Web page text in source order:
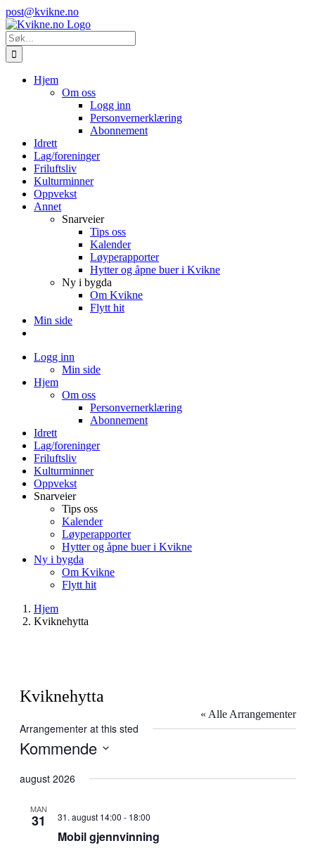
Skip
to
content
Instagram
E-
post
post@kvikne.no
Søk
etter:
Hjem
Om oss
Logg inn
Personvernerklæring
Abonnement
Idrett
Lag/foreninger
Friluftsliv
Kulturminner
Oppvekst
Annet
Snarveier
Tips oss
Kalender
Løyperapporter
Hytter og åpne buer i Kvikne
Ny i bygda
Om Kvikne
Flytt hit
Min side
Logg inn
Min side
Hjem
Om oss
Personvernerklæring
Abonnement
Idrett
Lag/foreninger
Friluftsliv
Kulturminner
Oppvekst
Snarveier
Tips oss
Kalender
Løyperapporter
Hytter og åpne buer i Kvikne
Ny i bygda
Om Kvikne
Flytt hit
Hjem
Kviknehytta
Kviknehytta
« Alle Arrangementer
Arrangementer at this sted
Kommende
dato.
august 2026
MAN
31
Mobil gjennvinning
31. august 14:00 - 18:00